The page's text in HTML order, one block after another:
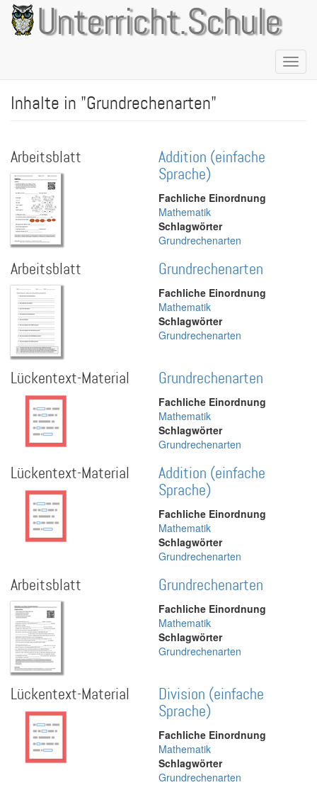
Direkt
zum
Inhalt
Unterricht.Schule
Inhalte in "Grundrechenarten"
Arbeitsblatt
Addition (einfache
Sprache)
Fachliche Einordnung
Mathematik
Schlagwörter
Grundrechenarten
Arbeitsblatt Grundrechenarten
Fachliche Einordnung
Mathematik
Schlagwörter
Grundrechenarten
Lückentext-Material Grundrechenarten
Fachliche Einordnung
Mathematik
Schlagwörter
Grundrechenarten
Lückentext-Material
Addition (einfache
Sprache)
Fachliche Einordnung
Mathematik
Schlagwörter
Grundrechenarten
Arbeitsblatt Grundrechenarten
Fachliche Einordnung
Mathematik
Schlagwörter
Grundrechenarten
Lückentext-Material
Division (einfache
Sprache)
Fachliche Einordnung
Mathematik
Schlagwörter
Grundrechenarten